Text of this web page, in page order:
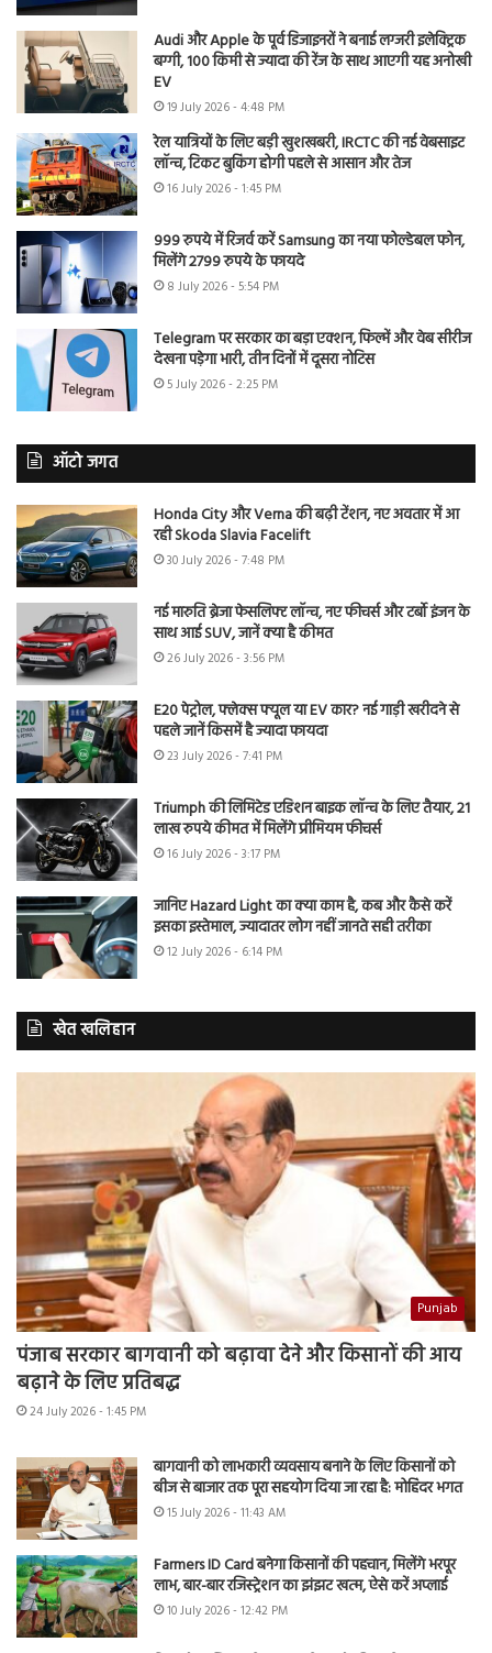
Audi और Apple के पूर्व डिजाइनरों ने बनाई लग्जरी इलेक्ट्रिक
बग्गी, 100 किमी से ज्यादा की रेंज के साथ आएगी यह अनोखी
EV
19 July 2026 - 4:48 PM
रेल यात्रियों के लिए बड़ी खुशखबरी, IRCTC की नई वेबसाइट
लॉन्च, टिकट बुकिंग होगी पहले से आसान और तेज
16 July 2026 - 1:45 PM
999 रुपये में रिजर्व करें Samsung का नया फोल्डेबल फोन,
मिलेंगे 2799 रुपये के फायदे
8 July 2026 - 5:54 PM
Telegram पर सरकार का बड़ा एक्शन, फिल्में और वेब सीरीज
देखना पड़ेगा भारी, तीन दिनों में दूसरा नोटिस
5 July 2026 - 2:25 PM
ऑटो जगत
Honda City और Verna की बढ़ी टेंशन, नए अवतार में आ
रही Skoda Slavia Facelift
30 July 2026 - 7:48 PM
नई मारुति ब्रेजा फेसलिफ्ट लॉन्च, नए फीचर्स और टर्बो इंजन के
साथ आई SUV, जानें क्या है कीमत
26 July 2026 - 3:56 PM
E20 पेट्रोल, फ्लेक्स फ्यूल या EV कार? नई गाड़ी खरीदने से
पहले जानें किसमें है ज्यादा फायदा
23 July 2026 - 7:41 PM
Triumph की लिमिटेड एडिशन बाइक लॉन्च के लिए तैयार, 21
लाख रुपये कीमत में मिलेंगे प्रीमियम फीचर्स
16 July 2026 - 3:17 PM
जानिए Hazard Light का क्या काम है, कब और कैसे करें
इसका इस्तेमाल, ज्यादातर लोग नहीं जानते सही तरीका
12 July 2026 - 6:14 PM
खेत खलिहान
Punjab
पंजाब सरकार बागवानी को बढ़ावा देने और किसानों की आय
बढ़ाने के लिए प्रतिबद्ध
24 July 2026 - 1:45 PM
बागवानी को लाभकारी व्यवसाय बनाने के लिए किसानों को
बीज से बाजार तक पूरा सहयोग दिया जा रहा है: मोहिंदर भगत
15 July 2026 - 11:43 AM
Farmers ID Card बनेगा किसानों की पहचान, मिलेंगे भरपूर
लाभ, बार-बार रजिस्ट्रेशन का झंझट खत्म, ऐसे करें अप्लाई
10 July 2026 - 12:42 PM